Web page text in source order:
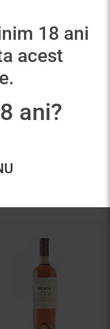
Ferghettina Rose Brut
2017
18 ani
acest
ani?